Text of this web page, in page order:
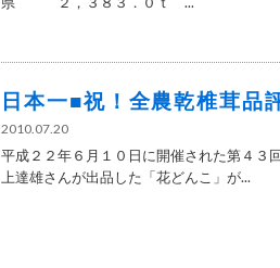
日本一■祝！全農乾椎茸品
2010.07.20
平成２２年６月１０日に開催された第４３
上達雄さんが出品した「花どんこ」が...